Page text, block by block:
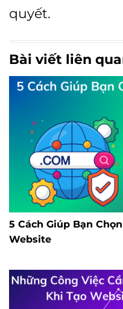
quyết.
Bài viết liên
5 Cách Giúp Bạn
Website